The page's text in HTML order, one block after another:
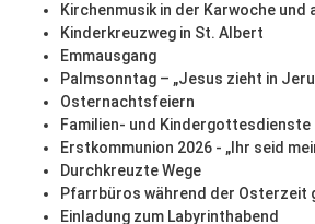
Kirchenmusik in der Karwoche und
Kinderkreuzweg in St. Albert
Emmausgang
Palmsonntag – „Jesus zieht in
Osternachtsfeiern
Familien- und Kindergottesdienste
Erstkommunion 2026 - „Ihr seid
Durchkreuzte Wege
Pfarrbüros während der Osterzeit
Einladung zum Labyrinthabend